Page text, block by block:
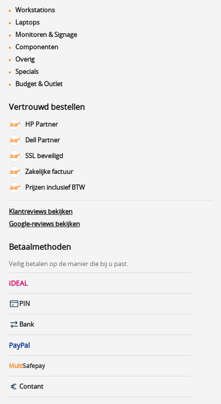
Workstations
Laptops
Monitoren & Signage
Componenten
Overig
Specials
Budget & Outlet
Vertrouwd bestellen
HP Partner
Dell Partner
SSL beveiligd
Zakelijke factuur
Prijzen inclusief BTW
Klantreviews bekijken
Google-reviews bekijken
Betaalmethoden
Veilig betalen op de manier die bij u past.
iDEAL
PIN
Bank
PayPal
MultiSafepay
Contant